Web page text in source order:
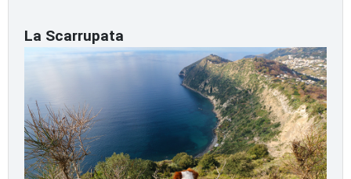
La Scarrupata